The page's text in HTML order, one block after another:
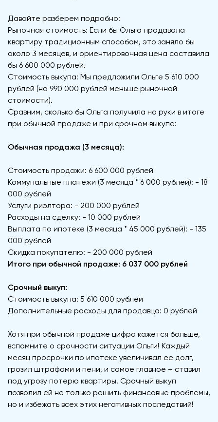
Давайте разберем подробно:
Рыночная стоимость: Если бы Ольга продавала
квартиру традиционным способом, это заняло бы
около 3 месяцев, и ориентировочная цена составила
бы 6 600 000 рублей.
Стоимость выкупа: Мы предложили Ольге 5 610 000
рублей (на 990 000 рублей меньше рыночной
стоимости).
Сравним, сколько бы Ольга получила на руки в итоге
при обычной продаже и при срочном выкупе:
Обычная продажа (3 месяца):
Стоимость продажи: 6 600 000 рублей
Коммунальные платежи (3 месяца * 6 000 рублей): - 18
000 рублей
Услуги риэлтора: - 200 000 рублей
Расходы на сделку: - 10 000 рублей
Выплата по ипотеке (3 месяца * 45 000 рублей): - 135
000 рублей
Скидка покупателю: - 200 000 рублей
Итого при обычной продаже: 6 037 000 рублей
Срочный выкуп:
Стоимость выкупа: 5 610 000 рублей
Дополнительные расходы для продавца: 0 рублей
Хотя при обычной продаже цифра кажется больше,
вспомните о срочности ситуации Ольги! Каждый
месяц просрочки по ипотеке увеличивал ее долг,
грозил штрафами и пени, и самое главное – ставил
под угрозу потерю квартиры. Срочный выкуп
позволил ей не только решить финансовые проблемы,
но и избежать всех этих негативных последствий!